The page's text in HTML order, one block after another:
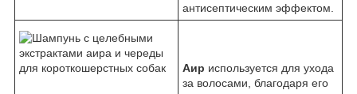
антисептическим эффектом.
Аир используется для ухода
за волосами, благодаря его